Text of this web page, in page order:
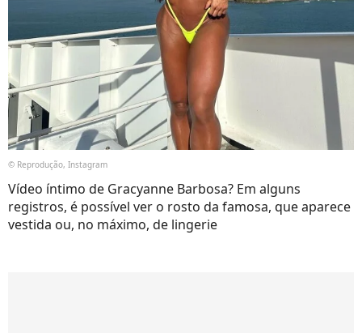
© Reprodução, Instagram
Vídeo íntimo de Gracyanne Barbosa? Em alguns
registros, é possível ver o rosto da famosa, que aparece
vestida ou, no máximo, de lingerie